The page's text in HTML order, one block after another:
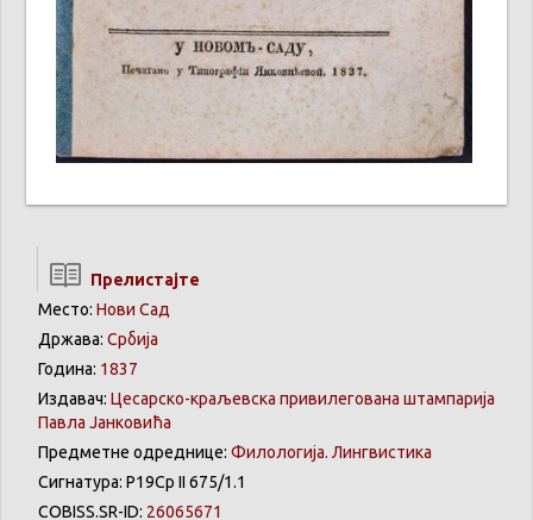
Прелистајте
Место: Нови Сад
Држава: Србија
Година: 1837
Издавач: Цесарско-краљевска привилегована штампарија
Павла Јанковића
Предметне одреднице: Филологија. Лингвистика
Сигнатура: Р19Ср II 675/1.1
COBISS.SR-ID: 26065671